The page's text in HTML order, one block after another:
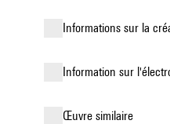
informations sur la
Information sur
œuvre similaire